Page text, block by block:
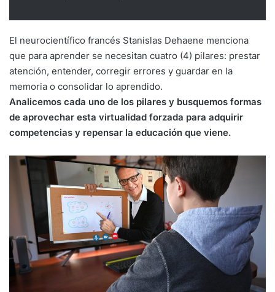
El neurocientífico francés Stanislas Dehaene menciona
que para aprender se necesitan cuatro (4) pilares: prestar
atención, entender, corregir errores y guardar en la
memoria o consolidar lo aprendido.
Analicemos cada uno de los pilares y busquemos formas
de aprovechar esta virtualidad forzada para adquirir
competencias y repensar la educación que viene.